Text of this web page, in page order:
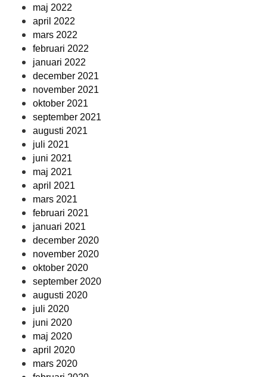
maj 2022
april 2022
mars 2022
februari 2022
januari 2022
december 2021
november 2021
oktober 2021
september 2021
augusti 2021
juli 2021
juni 2021
maj 2021
april 2021
mars 2021
februari 2021
januari 2021
december 2020
november 2020
oktober 2020
september 2020
augusti 2020
juli 2020
juni 2020
maj 2020
april 2020
mars 2020